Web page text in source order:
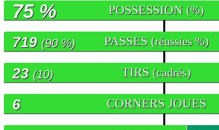
POSSESSION (%)
75 %
PASSES (réussies %)
719 (90 %)
TIRS (cadrés)
23 (10)
CORNERS JOUES
6